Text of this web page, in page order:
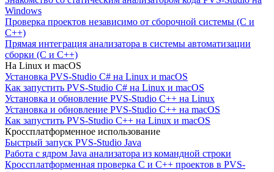
Windows
Проверка проектов независимо от сборочной системы (C и
C++)
Прямая интеграция анализатора в системы автоматизации
сборки (C и C++)
На Linux и macOS
Установка PVS-Studio C# на Linux и macOS
Как запустить PVS-Studio C# на Linux и macOS
Установка и обновление PVS-Studio C++ на Linux
Установка и обновление PVS-Studio C++ на macOS
Как запустить PVS-Studio C++ на Linux и macOS
Кроссплатформенное использование
Быстрый запуск PVS-Studio Java
Работа с ядром Java анализатора из командной строки
Кроссплатформенная проверка C и C++ проектов в PVS-